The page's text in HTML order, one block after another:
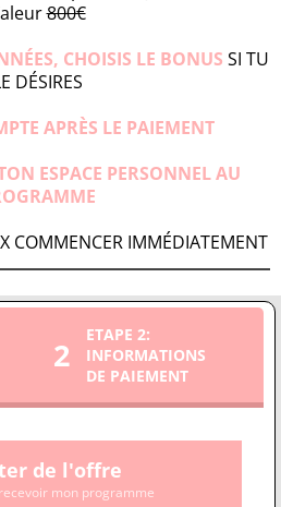
800€
CHOISIS LE BONUS SI TU
DÉSIRES
APRÈS LE PAIEMENT
ESPACE PERSONNEL AU
COMMENCER IMMÉDIATEMENT
2
ETAPE 2:
INFORMATIONS
DE PAIEMENT
de l'offre
recevoir mon programme